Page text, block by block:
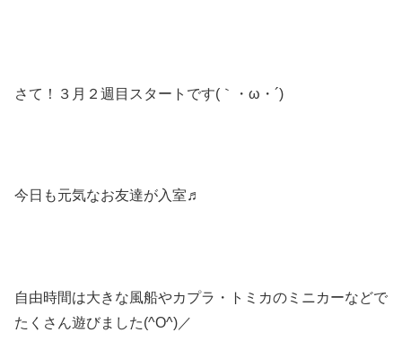
さて！３月２週目スタートです(｀・ω・´)
今日も元気なお友達が入室♬
自由時間は大きな風船やカプラ・トミカのミニカーなどで
たくさん遊びました(^O^)／